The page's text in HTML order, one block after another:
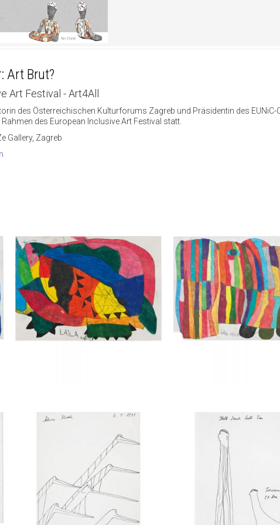
Art Brut?
Art Festival - Art4All
des Österreichischen Kulturforums Zagreb und Präsidentin des EUNiC-
des European Inclusive Art Festival statt.
Gallery, Zagreb